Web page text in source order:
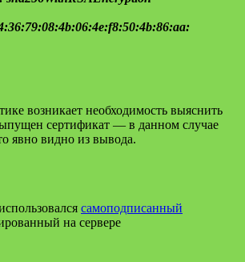
возникает необходимость выяснить
сертификат — в данном случае
явно видно из вывода.
самоподписанный
на сервере